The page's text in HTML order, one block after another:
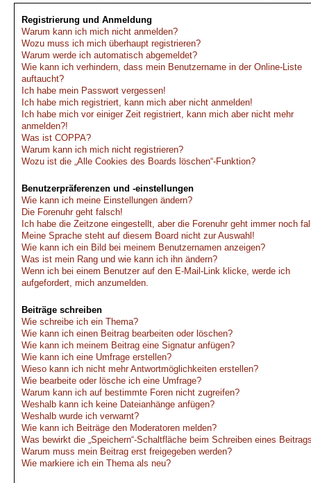
Registrierung und Anmeldung
Warum kann ich mich nicht anmelden?
Wozu muss ich mich überhaupt registrieren?
Warum werde ich automatisch abgemeldet?
Wie kann ich verhindern, dass mein Benutzername in der Online-Liste
auftaucht?
Ich habe mein Passwort vergessen!
Ich habe mich registriert, kann mich aber nicht anmelden!
Ich habe mich vor einiger Zeit registriert, kann mich aber nicht mehr
anmelden?!
Was ist COPPA?
Warum kann ich mich nicht registrieren?
Wozu ist die „Alle Cookies des Boards löschen“-Funktion?
Benutzerpräferenzen und -einstellungen
Wie kann ich meine Einstellungen ändern?
Die Forenuhr geht falsch!
Ich habe die Zeitzone eingestellt, aber die Forenuhr geht immer noch
Meine Sprache steht auf diesem Board nicht zur Auswahl!
Wie kann ich ein Bild bei meinem Benutzernamen anzeigen?
Was ist mein Rang und wie kann ich ihn ändern?
Wenn ich bei einem Benutzer auf den E-Mail-Link klicke, werde ich
aufgefordert, mich anzumelden.
Beiträge schreiben
Wie schreibe ich ein Thema?
Wie kann ich einen Beitrag bearbeiten oder löschen?
Wie kann ich meinem Beitrag eine Signatur anfügen?
Wie kann ich eine Umfrage erstellen?
Wieso kann ich nicht mehr Antwortmöglichkeiten erstellen?
Wie bearbeite oder lösche ich eine Umfrage?
Warum kann ich auf bestimmte Foren nicht zugreifen?
Weshalb kann ich keine Dateianhänge anfügen?
Weshalb wurde ich verwarnt?
Wie kann ich Beiträge den Moderatoren melden?
Was bewirkt die „Speichern“-Schaltfläche beim Schreiben eines
Warum muss mein Beitrag erst freigegeben werden?
Wie markiere ich ein Thema als neu?